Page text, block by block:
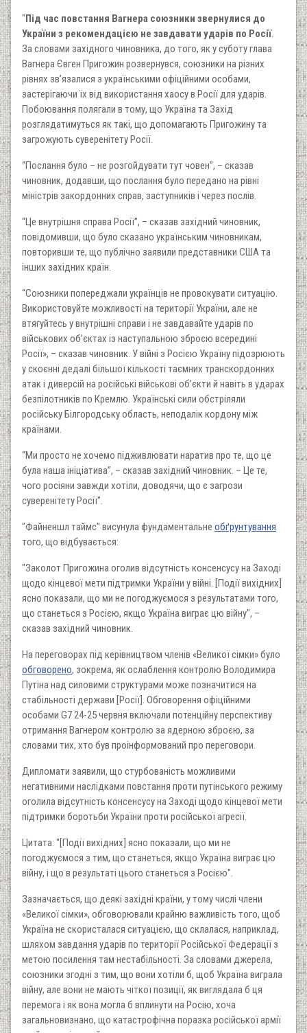
"Під час повстання Вагнера союзники звернулися до
України з рекомендацією не завдавати ударів по Росії.
За словами західного чиновника, до того, як у суботу глава
Вагнера Євген Пригожин розвернувся, союзники на різних
рівнях зв’язалися з українськими офіційними особами,
застерігаючи їх від використання хаосу в Росії для ударів.
Побоювання полягали в тому, що Україна та Захід
розглядатимуться як такі, що допомагають Пригожину та
загрожують суверенітету Росії.
“Послання було – не розгойдувати тут човен”, – сказав
чиновник, додавши, що послання було передано на рівні
міністрів закордонних справ, заступників і через послів.
“Це внутрішня справа Росії”, – сказав західний чиновник,
повідомивши, що було сказано українським чиновникам,
повторивши те, що публічно заявили представники США та
інших західних країн.
“Союзники попереджали українців не провокувати ситуацію.
Використовуйте можливості на території України, але не
втягуйтесь у внутрішні справи і не завдавайте ударів по
військових об’єктах із наступальною зброєю всередині
Росії», – сказав чиновник. У війні з Росією Україну підозрюють
у скоєнні дедалі більшої кількості таємних транскордонних
атак і диверсій на російські військові об’єкти й навіть в ударах
безпілотників по Кремлю. Українські сили обстріляли
російську Білгородську область, неподалік кордону між
країнами.
“Ми просто не хочемо підживлювати наратив про те, що це
була наша ініціатива”, – сказав західний чиновник. – Це те,
чого росіяни завжди хотіли, доводячи, що є загрози
суверенітету Росії".
"Файненшл таймс" висунула фундаментальне обґрунтування
того, що відбувається:
"Заколот Пригожина оголив відсутність консенсусу на Заході
щодо кінцевої мети підтримки України у війні. [Події вихідних]
ясно показали, що ми не погоджуємося з результатами того,
що станеться з Росією, якщо Україна виграє цю війну", –
сказав західний чиновник.
На переговорах під керівництвом членів «Великої сімки» було
обговорено, зокрема, як ослаблення контролю Володимира
Путіна над силовими структурами може позначитися на
стабільності держави [Росії]. Обговорення офіційними
особами G7 24-25 червня включали потенційну перспективу
отримання Вагнером контролю за ядерною зброєю, за
словами тих, хто був проінформований про переговори.
Дипломати заявили, що стурбованість можливими
негативними наслідками повстання проти путінського режиму
оголила відсутність консенсусу на Заході щодо кінцевої мети
підтримки боротьби України проти російської агресії.
Цитата: "[Події вихідних] ясно показали, що ми не
погоджуємося з тим, що станеться, якщо Україна виграє цю
війну, і що в результаті цього станеться з Росією".
Зазначається, що деякі західні країни, у тому числі члени
«Великої сімки», обговорювали крайню важливість того, щоб
Україна не скористалася ситуацією, що склалася, наприклад,
шляхом завдання ударів по території Російської Федерації з
метою посилення там нестабільності. За словами джерела,
союзники згодні з тим, що вони хотіли б, щоб Україна виграла
війну, але вони не мають чіткої позиції, як виглядала б ця
перемога і як вона могла б вплинути на Росію, хоча
загальновизнано, що катастрофічна поразка російської армії